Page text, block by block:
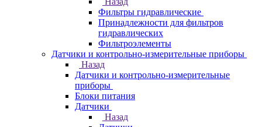
Фильтры гидравлические
Принадлежности для фильтров
гидравлических
Фильтроэлементы
Датчики и контрольно-измерительные приборы
Назад
Датчики и контрольно-измерительные
приборы
Блоки питания
Датчики
Назад